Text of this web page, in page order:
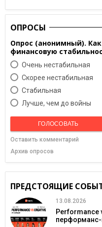
ОПРОСЫ
Опрос (анонимный).
финансовую
Очень нестабильная
Скорее нестабильная
Cтабильная
Лучше, чем до войны
ГОЛОСОВАТЬ
Оставить комментарий
Архив опросов
ПРЕДСТОЯЩИЕ
13.08.2026
Performance
перформанс-